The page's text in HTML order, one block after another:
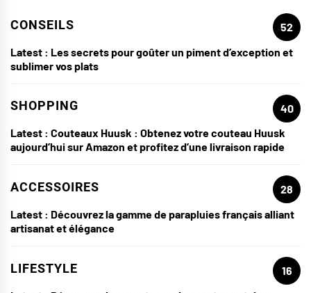
CONSEILS
52
Latest : Les secrets pour goûter un piment d’exception et
sublimer vos plats
SHOPPING
40
Latest : Couteaux Huusk : Obtenez votre couteau Huusk
aujourd’hui sur Amazon et profitez d’une livraison rapide
ACCESSOIRES
28
Latest : Découvrez la gamme de parapluies français alliant
artisanat et élégance
LIFESTYLE
16